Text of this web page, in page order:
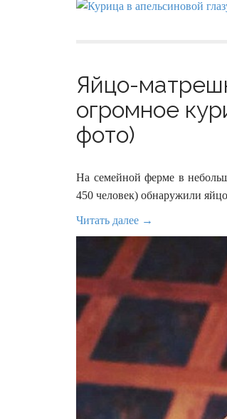
Яйцо-
огромное
фото)
На семейной ферме в
450 человек) обнаружили
Читать далее →